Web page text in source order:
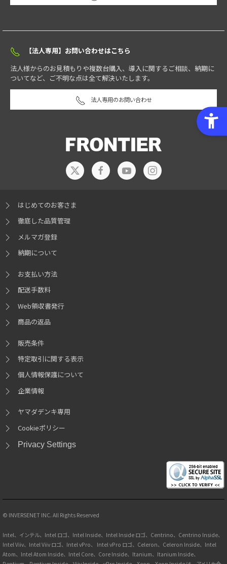
【法人専用】お問い合わせはこちら
法人様からのお見積もりや複数台購入、導入に関するご相談、納期に
ついてなど、ご不明な点は全て解決いたします。
法人専用のお問い合わせ
はじめてのお客さま
徹底した品質管理
メルマガ登録
納期について
お支払い方法
配送手数料
Web領収書発行
商品の返品
販売条件
特定取引に関する表示
個人情報保護について
企業情報
ヤマダデンキ専用
Cookieポリシー
Privacy Settings
© INVERSENET INC. All Rights Reserved
Intel、インテル、Intel ロゴ、Intel Inside、Intel Inside ロゴ、Centrino、Centrino Inside、
Intel Viiv、Intel Viiv ロゴ、Intel vPro、 Intel vPro ロゴ、Celeron、Celeron Inside、Intel
Atom、Intel Atom Inside、Intel Core、Core Inside、Itanium、Itanium Inside、